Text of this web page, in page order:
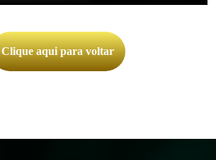
Clique aqui para voltar